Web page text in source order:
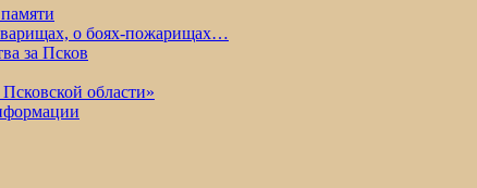
о боях-пожарищах…
за Псков
области»